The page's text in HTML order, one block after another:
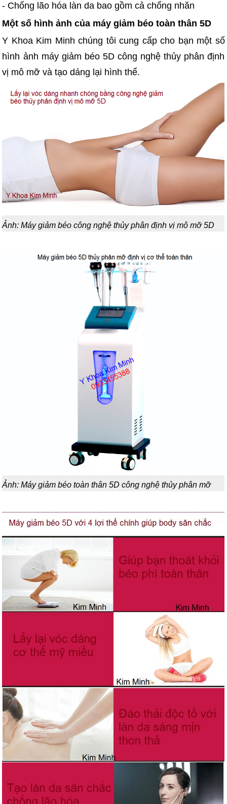
- Chống lão hóa làn da bao gồm cả chống nhăn
Một số hình ảnh của máy giảm béo toàn thân 5D
Y Khoa Kim Minh chúng tôi cung cấp cho bạn một số
hình ảnh máy giảm béo 5D công nghệ thủy phân định
vị mô mỡ và tạo dáng lại hình thể.
Ảnh: Máy giảm béo công nghệ thủy phân định vị mô mỡ 5D
Ảnh: Máy giảm béo toàn thân 5D công nghệ thủy phân mỡ